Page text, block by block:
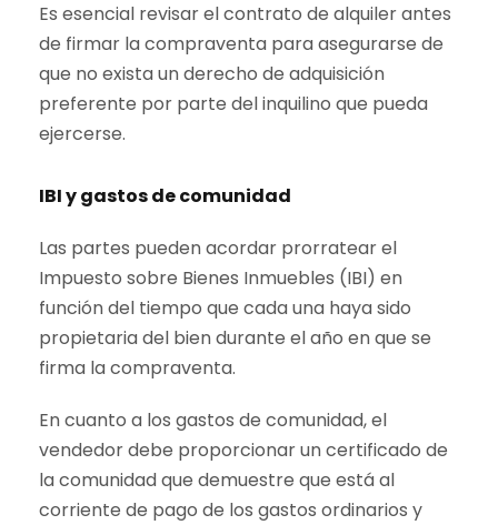
Es esencial revisar el contrato de alquiler antes
de firmar la compraventa para asegurarse de
que no exista un derecho de adquisición
preferente por parte del inquilino que pueda
ejercerse.
IBI y gastos de comunidad
Las partes pueden acordar prorratear el
Impuesto sobre Bienes Inmuebles (IBI) en
función del tiempo que cada una haya sido
propietaria del bien durante el año en que se
firma la compraventa.
En cuanto a los gastos de comunidad, el
vendedor debe proporcionar un certificado de
la comunidad que demuestre que está al
corriente de pago de los gastos ordinarios y